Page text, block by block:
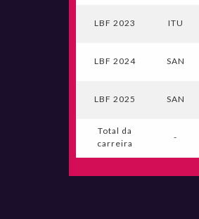
LBF 2023 ITU
LBF 2024 SAN
LBF 2025 SAN
Total da
carreira
-